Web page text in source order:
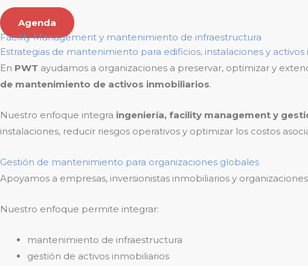
Agenda
Facility Management y mantenimiento de infraestructura
Estrategias de mantenimiento para edificios, instalaciones y
En PWT ayudamos a organizaciones a preservar, optimizar y
de mantenimiento de activos inmobiliarios.
Nuestro enfoque integra ingeniería, facility management y
instalaciones, reducir riesgos operativos y optimizar los costos
Gestión de mantenimiento para organizaciones globales
Apoyamos a empresas, inversionistas inmobiliarios y
Nuestro enfoque permite integrar:
mantenimiento de infraestructura
gestión de activos inmobiliarios